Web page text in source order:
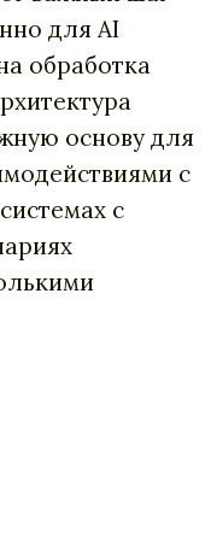
для AI
обработка
основу для
с
с